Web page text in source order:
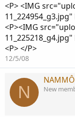
<P> <IMG
<P><IMG
<P> </P>
12/5/08
N
NAMMÔ
New